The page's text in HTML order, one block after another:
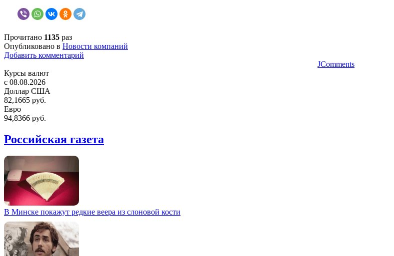
Прочитано 1135 раз
Опубликовано в Новости компаний
Добавить комментарий
JComments
Курсы валют
c 08.08.2026
Доллар США
82,1665 руб.
Евро
94,8366 руб.
Российская газета
В Минске покажут редкие веера из слоновой кости